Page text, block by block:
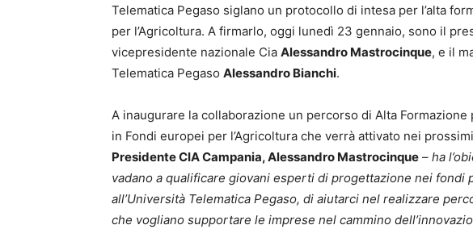
Telematica Pegaso siglano un protocollo di intesa per l’alta
per l’Agricoltura. A firmarlo, oggi lunedì 23 gennaio, sono il
vicepresidente nazionale Cia Alessandro Mastrocinque, e il
Telematica Pegaso Alessandro Bianchi.
A inaugurare la collaborazione un percorso di Alta
in Fondi europei per l’Agricoltura che verrà attivato nei
Presidente CIA Campania, Alessandro Mastrocinque – ha
vadano a qualificare giovani esperti di progettazione nei fondi
all’Università Telematica Pegaso, di aiutarci nel realizzare
che vogliano supportare le imprese nel cammino